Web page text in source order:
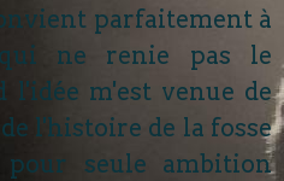
parfaitement à
ne renie pas le
l'idée m'est venue de
l'histoire de la fosse
seule ambition